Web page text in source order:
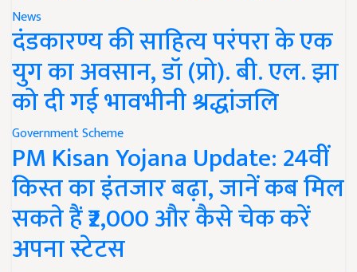
News
दंडकारण्य की साहित्य परंपरा के एक
युग का अवसान, डॉ (प्रो). बी. एल. झा
को दी गई भावभीनी श्रद्धांजलि
Government Scheme
PM Kisan Yojana Update: 24वीं
किस्त का इंतजार बढ़ा, जानें कब मिल
सकते हैं ₹2,000 और कैसे चेक करें
अपना स्टेटस